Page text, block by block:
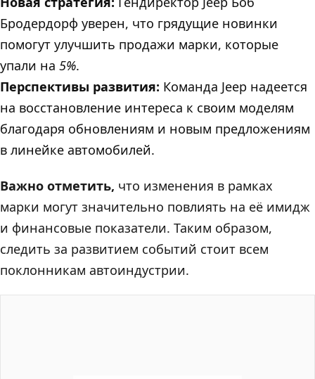
Бродердорф уверен, что грядущие новинки
помогут улучшить продажи марки, которые
упали на 5%.
Перспективы развития: Команда Jeep надеется
на восстановление интереса к своим моделям
благодаря обновлениям и новым предложениям
в линейке автомобилей.
Важно отметить, что изменения в рамках
марки могут значительно повлиять на её имидж
и финансовые показатели. Таким образом,
следить за развитием событий стоит всем
поклонникам автоиндустрии.